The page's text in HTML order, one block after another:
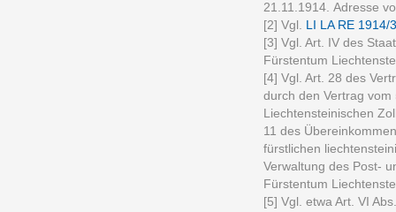
21.11.1914. Adresse
[2] Vgl. LI LA RE 1914/
[3] Vgl. Art. IV des
Fürstentum
[4] Vgl. Art. 28 des
durch den Vertrag
Liechtensteinischen
11 des
fürstlichen
Verwaltung des Post-
Fürstentum
[5] Vgl. etwa Art. VI